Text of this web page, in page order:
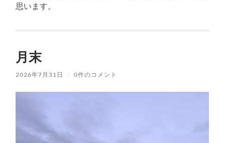
思います。
月末
2026年7月31日 / 0件のコメント